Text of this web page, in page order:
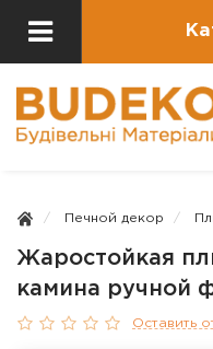
Печной декор
Жаростойкая
камина ручной
Оставить